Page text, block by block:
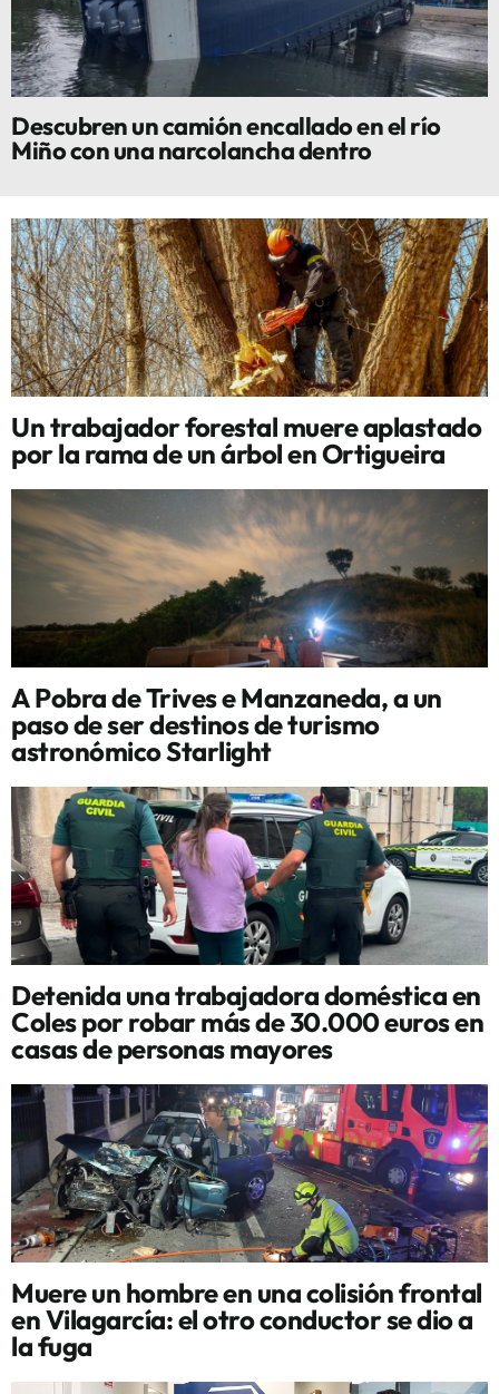
Descubren un camión encallado en el río
Miño con una narcolancha dentro
Un trabajador forestal muere aplastado
por la rama de un árbol en Ortigueira
A Pobra de Trives e Manzaneda, a un
paso de ser destinos de turismo
astronómico Starlight
Detenida una trabajadora doméstica en
Coles por robar más de 30.000 euros en
casas de personas mayores
Muere un hombre en una colisión frontal
en Vilagarcía: el otro conductor se dio a
la fuga